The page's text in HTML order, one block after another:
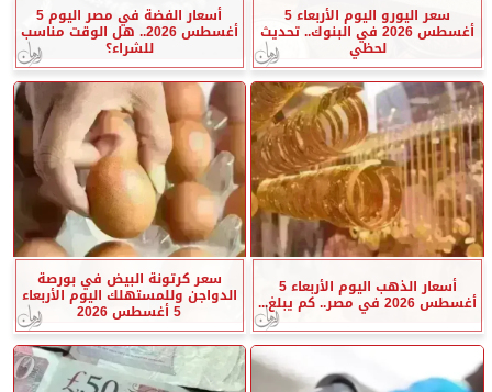
سعر اليورو اليوم الأربعاء 5
أغسطس 2026 في البنوك.. تحديث
لحظي
أسعار الفضة في مصر اليوم 5
أغسطس 2026.. هل الوقت مناسب
للشراء؟
أسعار الذهب اليوم الأربعاء 5
أغسطس 2026 في مصر.. كم يبلغ...
سعر كرتونة البيض في بورصة
الدواجن وللمستهلك اليوم الأربعاء
5 أغسطس 2026